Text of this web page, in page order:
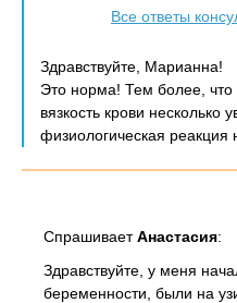
Все ответы
Здравствуйте, Марианна!
Это норма! Тем более,
вязкость крови несколько
физиологическая реакция
СпрашиваетАнастасия:
Здравствуйте, у меня
беременности, были на